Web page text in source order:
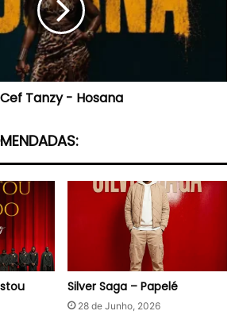
Cef Tanzy - Hosana
Silver Saga – Papelé
28 de Junho, 2026